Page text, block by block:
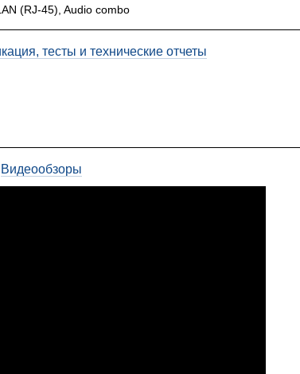
(RJ-45), Audio combo
тесты и технические отчеты
Видеообзоры